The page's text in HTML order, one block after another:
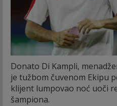
Donato Di Kampli,
je tužbom čuvenom Ekipu
klijent lumpovao noć uoči
šampiona.